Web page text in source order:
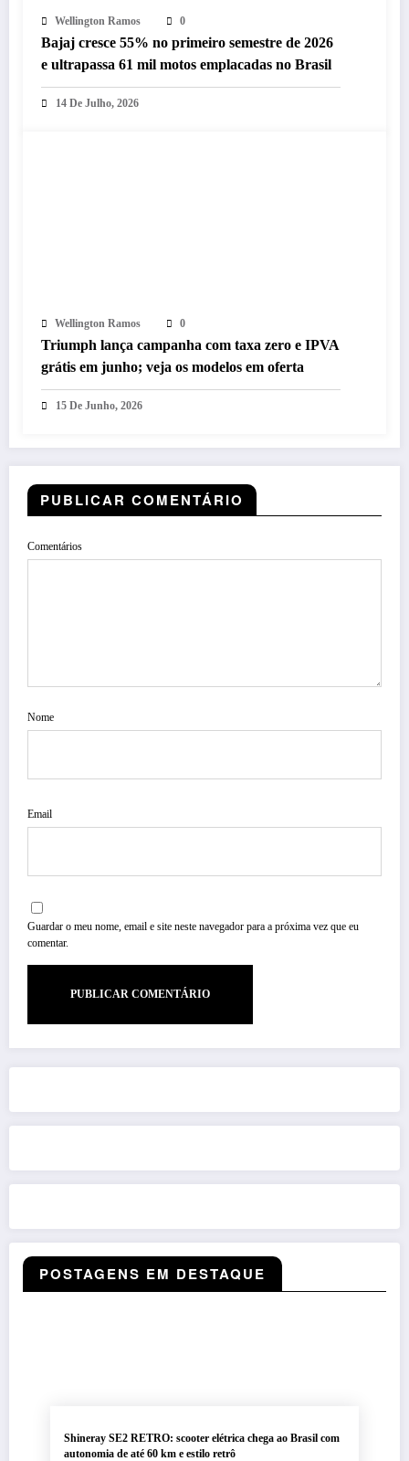
Wellington Ramos 0
Bajaj cresce 55% no primeiro semestre de 2026
e ultrapassa 61 mil motos emplacadas no Brasil
14 De Julho, 2026
Wellington Ramos 0
Triumph lança campanha com taxa zero e IPVA
grátis em junho; veja os modelos em oferta
15 De Junho, 2026
PUBLICAR COMENTÁRIO
Comentários
Nome
Email
Guardar o meu nome, email e site neste navegador para a próxima vez que eu
comentar.
POSTAGENS EM DESTAQUE
Shineray SE2 RETRO: scooter elétrica chega ao Brasil com
autonomia de até 60 km e estilo retrô